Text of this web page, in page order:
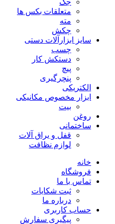
جک
متعلقات بکس ها
مته
چکش
سایز ابزارآلات دستی
چسب
دستکش کار
پیچ
پنچرگیری
الکتریکی
ابزار مخصوص مکانیکی
بیت
روغن
ساختمانی
قفل و یراق آلات
لوازم نظافت
خانه
فروشگاه
تماس با ما
ثبت شکایات
درباره ما
حساب کاربری
پیگیری سفارش